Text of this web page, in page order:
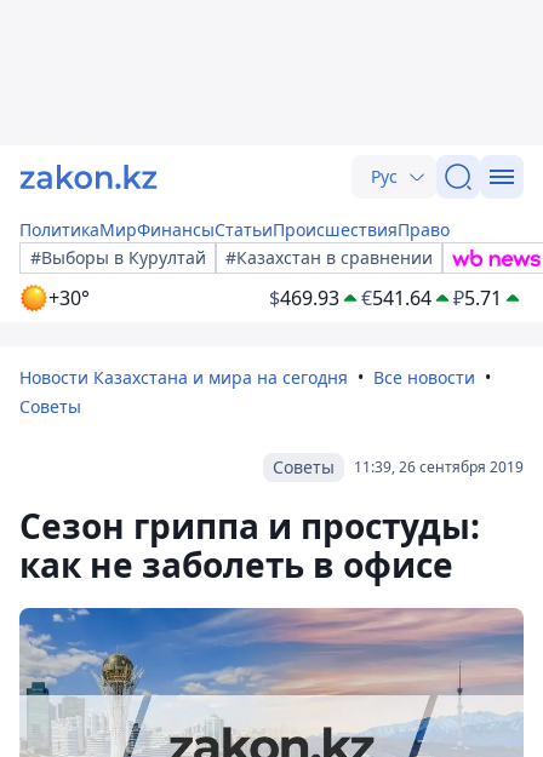
Рус
ПолитикаМирФинансыСтатьиПроисшествияПраво
#Выборы в Курултай
#Казахстан в сравнении
+30° $469.93 €541.64 ₽5.71
Новости Казахстана и мира на сегодня
Все новости
Советы
11:39, 26 сентября 2019
Советы
Сезон гриппа и простуды:
как не заболеть в офисе